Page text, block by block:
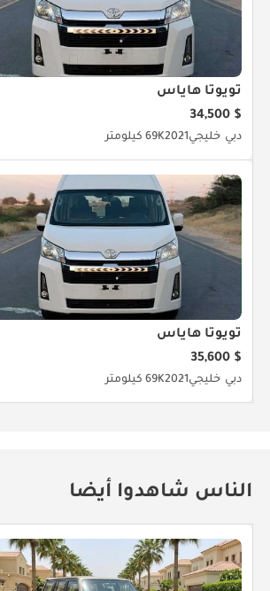
تويوتا هاياس
$ 34,500
دبي خليجي202169K كيلومتر
تويوتا هاياس
$ 35,600
دبي خليجي202169K كيلومتر
الناس شاهدوا أيضا